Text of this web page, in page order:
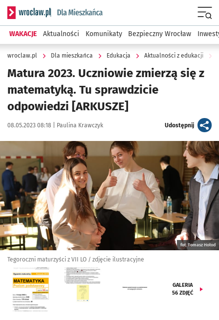
Serwis informacyjny wroclaw.pl podserwis: Dla mieszkańca
WAKACJE Aktualności Komunikaty Bezpieczny Wrocław
wroclaw.pl Dla mieszkańca Edukacja Aktualności z edukacji
Matura 2023. Uczniowie zmierzą się z
matematyką. Tu sprawdzicie
odpowiedzi [ARKUSZE]
Data publikacji:
08.05.2023 08:18 | Autor:
Paulina Krawczyk Udostępnijartykuł
Kliknij, aby zobaczyć galerię
Kliknij, aby powiększyć
fot. Tomasz Hołod
Tegoroczni maturzyści z VII LO / zdjęcie ilustracyjne
GALERIA
56 ZDJĘĆ